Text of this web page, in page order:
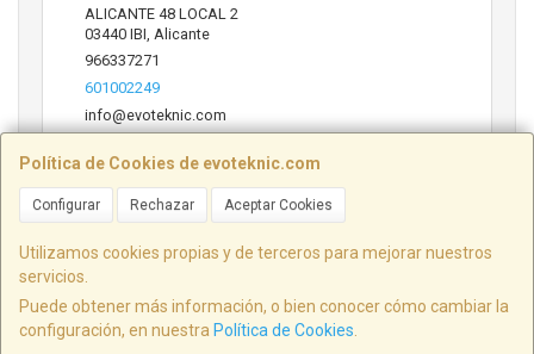
Política de Cookies de evoteknic.com
Configurar Rechazar Aceptar Cookies
Utilizamos cookies propias y de terceros para mejorar nuestros
servicios.
Puede obtener más información, o bien conocer cómo cambiar la
configuración, en nuestra Política de Cookies
ALICANTE 48 LOCAL 2
03440 IBI Alicante
966337271
601002249
info@evoteknic.com
Horario
ALICANTE 48 LOCAL 2, 03440, Alicante, España. - C.I.F.: B54578497 - Tfno:
601002249